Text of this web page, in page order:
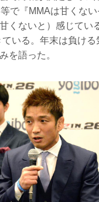
で『MMAは甘くな
くないと）感じてい
いる。年末は負け
を語った。